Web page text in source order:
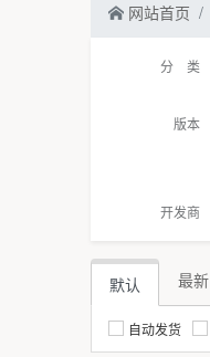
网站首页
分 类
版本
开发商
默认 最新
自动发货